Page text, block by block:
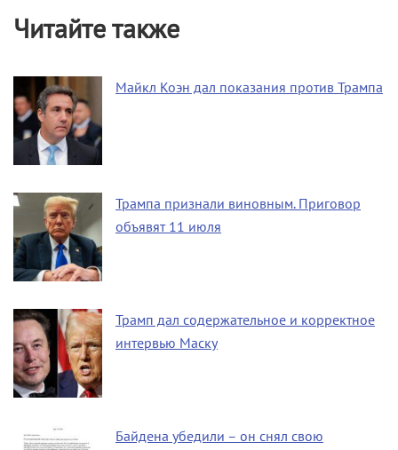
Читайте также
Майкл Коэн дал показания против Трампа
Трампа признали виновным. Приговор
объявят 11 июля
Трамп дал содержательное и корректное
интервью Маску
Байдена убедили – он снял свою